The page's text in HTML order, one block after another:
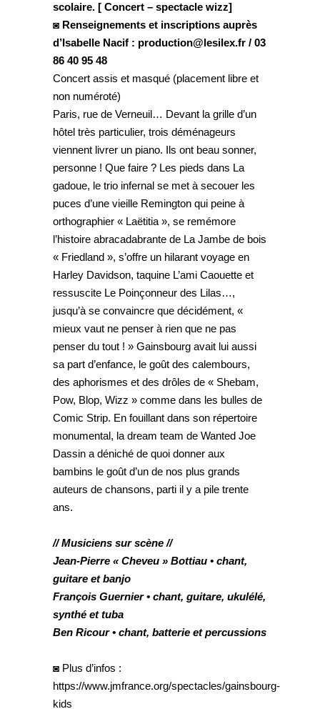
scolaire. [ Concert – spectacle wizz]
◙ Renseignements et inscriptions auprès
d’Isabelle Nacif : production@lesilex.fr / 03
86 40 95 48
Concert assis et masqué (placement libre et
non numéroté)
Paris, rue de Verneuil… Devant la grille d’un
hôtel très particulier, trois déménageurs
viennent livrer un piano. Ils ont beau sonner,
personne ! Que faire ? Les pieds dans La
gadoue, le trio infernal se met à secouer les
puces d’une vieille Remington qui peine à
orthographier « Laëtitia », se remémore
l’histoire abracadabrante de La Jambe de bois
« Friedland », s’offre un hilarant voyage en
Harley Davidson, taquine L’ami Caouette et
ressuscite Le Poinçonneur des Lilas…,
jusqu’à se convaincre que décidément, «
mieux vaut ne penser à rien que ne pas
penser du tout ! » Gainsbourg avait lui aussi
sa part d’enfance, le goût des calembours,
des aphorismes et des drôles de « Shebam,
Pow, Blop, Wizz » comme dans les bulles de
Comic Strip. En fouillant dans son répertoire
monumental, la dream team de Wanted Joe
Dassin a déniché de quoi donner aux
bambins le goût d’un de nos plus grands
auteurs de chansons, parti il y a pile trente
ans.
// Musiciens sur scène //
Jean-Pierre « Cheveu » Bottiau • chant,
guitare et banjo
François Guernier • chant, guitare, ukulélé,
synthé et tuba
Ben Ricour • chant, batterie et percussions
◙ Plus d’infos :
https://www.jmfrance.org/spectacles/gainsbourg-
kids